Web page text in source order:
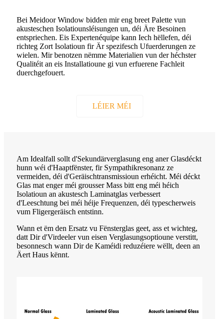
Bei Meidoor Window bidden mir eng breet Palette vun
akusteschen Isolatiounsléisungen un, déi Äre Besoinen
entspriechen. Eis Expertenéquipe kann Iech hëllefen, déi
richteg Zort Isolatioun fir Är spezifesch Ufuerderungen ze
wielen. Mir benotzen nëmme Materialien vun der héchster
Qualitéit an eis Installatioune gi vun erfuerene Fachleit
duerchgefouert.
LÉIER MÉI
Am Idealfall sollt d'Sekundärverglasung eng aner Glasdéckt
hunn wéi d'Haaptfënster, fir Sympathikresonanz ze
vermeiden, déi d'Geräischtransmissioun erhéicht. Méi déckt
Glas mat enger méi grousser Mass bitt eng méi héich
Isolatioun an akustesch Laminatglas verbessert
d'Leeschtung bei méi héije Frequenzen, déi typescherweis
vum Fligergeräisch entstinn.
Wann et ëm den Ersatz vu Fënsterglas geet, ass et wichteg,
datt Dir d'Virdeeler vun eisen Verglasungsoptioune verstitt,
besonnesch wann Dir de Kaméidi reduzéiere wëllt, deen an
Äert Haus kënnt.